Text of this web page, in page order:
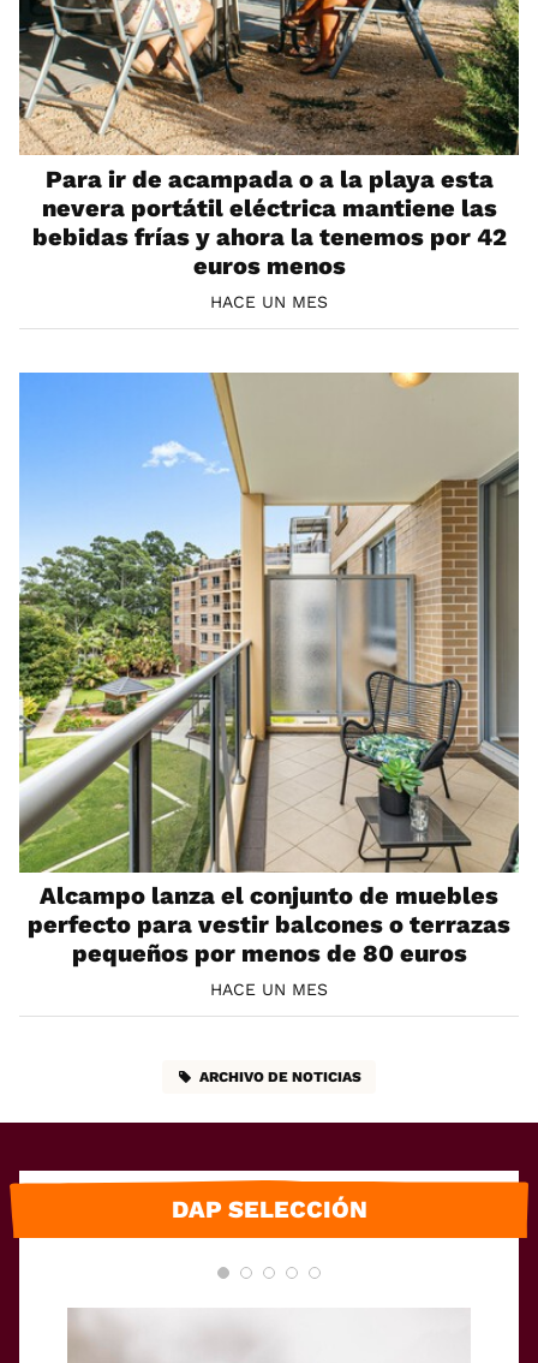
Para ir de acampada o a la playa esta
nevera portátil eléctrica mantiene las
bebidas frías y ahora la tenemos por 42
euros menos
HACE UN MES
Alcampo lanza el conjunto de muebles
perfecto para vestir balcones o terrazas
pequeños por menos de 80 euros
HACE UN MES
ARCHIVO DE NOTICIAS
DAP SELECCIÓN